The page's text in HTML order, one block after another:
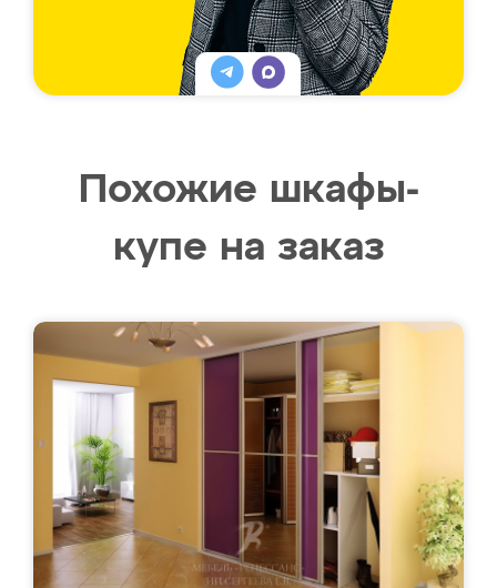
Похожие шкафы-
купе на заказ